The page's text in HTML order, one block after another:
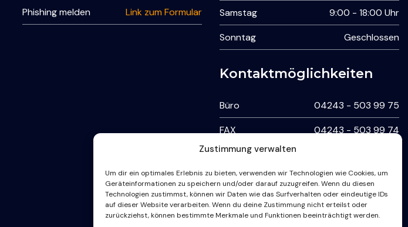
Zustimmung verwalten
Um dir ein optimales Erlebnis zu bieten, verwenden wir Technologien wie Cookies, um
Geräteinformationen zu speichern und/oder darauf zuzugreifen. Wenn du diesen
Technologien zustimmst, können wir Daten wie das Surfverhalten oder eindeutige IDs
auf dieser Website verarbeiten. Wenn du deine Zustimmung nicht erteilst oder
zurückziehst, können bestimmte Merkmale und Funktionen beeinträchtigt werden.
Phishing melden Link zum Formular
Samstag
9:00 - 18:00 Uhr
Sonntag
Geschlossen
Kontaktmöglichkeiten
Büro
04243 - 503 99 75
FAX
04243 - 503 99 74
WhatsApp
24-7 Störungshotline 0160 996 377 37